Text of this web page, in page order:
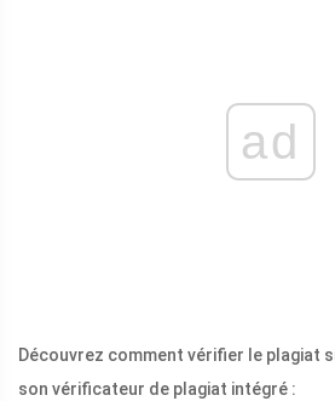
ad
Découvrez comment vérifier le plagiat
son vérificateur de plagiat intégré :